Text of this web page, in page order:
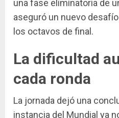
una fase eliminatoria de
aseguró un nuevo
los octavos de final.
La dificultad
cada ronda
La jornada dejó una
instancia del Mundial ya